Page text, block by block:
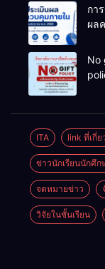
กา
ผล
สถ
ง
No
ITA link ที่เกี่ย
ข่าวนักเรียนนักศึก
จดหมายข่าว
วิจัยในชั้นเรียน